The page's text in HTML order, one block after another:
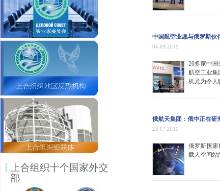
上合组织十个国家外交
部
中国航空业愿与俄罗斯伙
04.09.2019
20多家中
航空工业
机尤为令人
俄航天集团：俄中正在研
23.07.2019
俄罗斯国
载人空间站